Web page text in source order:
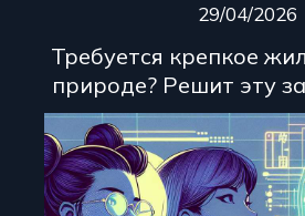
29/04/2026
Требуется крепкое
природе? Решит эту